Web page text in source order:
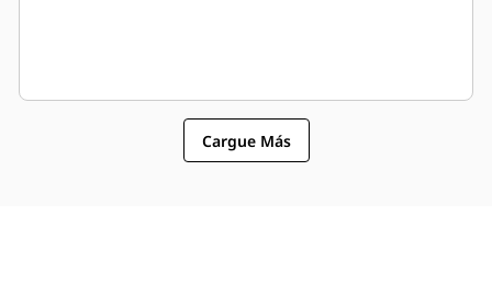
Cargue Más